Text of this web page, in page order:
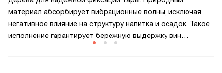
материал абсорбирует вибрационные волны, исключая
негативное влияние на структуру напитка и осадок. Такое
исполнение гарантирует бережную выдержку вин